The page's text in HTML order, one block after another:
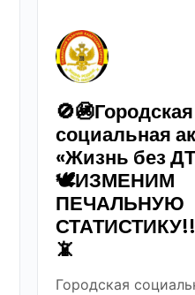
🚫🚳Городская
социальная
«Жизнь без
🕊ИЗМЕНИМ
ПЕЧАЛЬНУЮ
📵
Городская